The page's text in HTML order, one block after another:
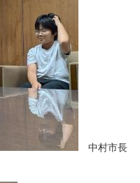
中村市長